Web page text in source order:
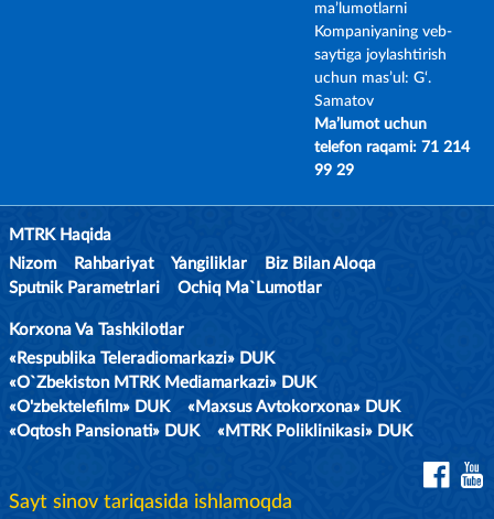
ma’lumotlarni
Kompaniyaning veb-
saytiga joylashtirish
uchun mas’ul: G‘.
Samatov
Ma’lumot uchun
telefon raqami: 71 214
99 29
MTRK Haqida
Nizom
Rahbariyat Yangiliklar
Biz Bilan Aloqa
Sputnik Parametrlari
Ochiq Ma`lumotlar
Korxona Va Tashkilotlar
«Respublika Teleradiomarkazi» DUK
«O`zbekiston MTRK Mediamarkazi» DUK
«O'zbektelefilm» DUK
«Maxsus Avtokorxona» DUK
«Oqtosh Pansionati» DUK
«MTRK Poliklinikasi» DUK
Sayt sinov tariqasida ishlamoqda